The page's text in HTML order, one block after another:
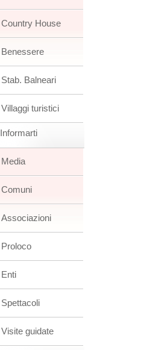
Country House
Benessere
Stab. Balneari
Villaggi turistici
Informarti
Media
Comuni
Associazioni
Proloco
Enti
Spettacoli
Visite guidate